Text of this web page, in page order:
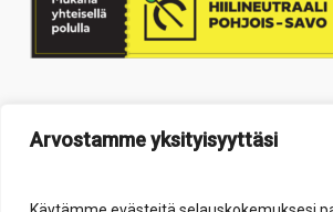
Arvostamme yksityisyyttäsi